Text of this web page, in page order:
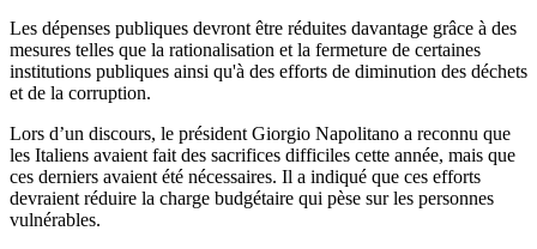
Les dépenses publiques devront être réduites davantage grâce à des
mesures telles que la rationalisation et la fermeture de certaines
institutions publiques ainsi qu'à des efforts de diminution des déchets
et de la corruption.
Lors d’un discours, le président Giorgio Napolitano a reconnu que
les Italiens avaient fait des sacrifices difficiles cette année, mais que
ces derniers avaient été nécessaires. Il a indiqué que ces efforts
devraient réduire la charge budgétaire qui pèse sur les personnes
vulnérables.